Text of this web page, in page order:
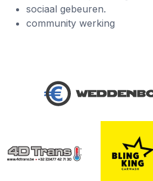
sociaal gebeuren.
community werking